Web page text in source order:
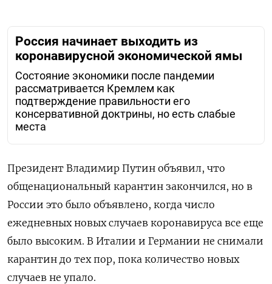
Россия начинает выходить из
коронавирусной экономической ямы
Состояние экономики после пандемии
рассматривается Кремлем как
подтверждение правильности его
консервативной доктрины, но есть слабые
места
Президент Владимир Путин объявил, что
общенациональный карантин закончился, но в
России это было объявлено, когда число
ежедневных новых случаев коронавируса все еще
было высоким. В Италии и Германии не снимали
карантин до тех пор, пока количество новых
случаев не упало.